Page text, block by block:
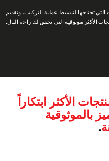
التي تحتاجها لتبسيط عملية التركيب، وتقديم
الأكثر موثوقية التي تحقق لك راحة البال.
الأكثر ابتكاراً
بالموثوقية
.